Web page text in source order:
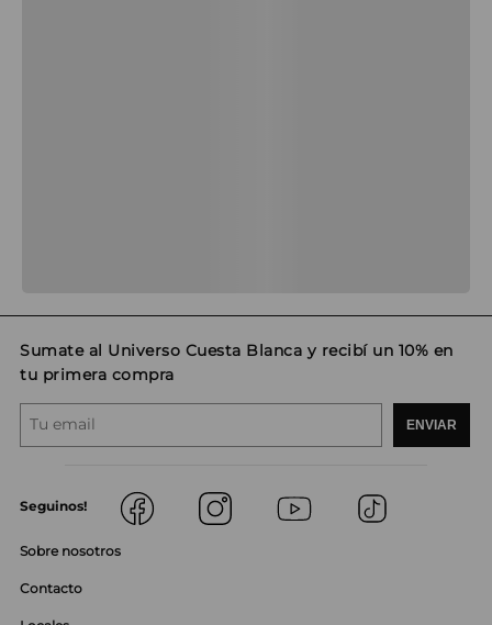
Sumate al Universo Cuesta Blanca y recibí un 10% en
tu primera compra
ENVIAR
Seguinos!
Sobre nosotros
Contacto